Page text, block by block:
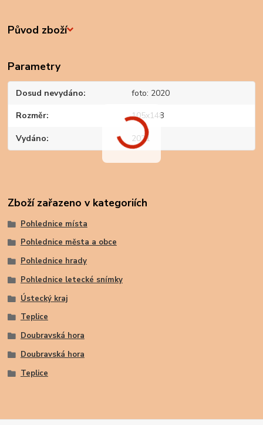
Původ zboží
Parametry
Dosud nevydáno foto: 2020
Rozměr 105x148
Vydáno 2021
Zboží zařazeno v kategoriích
Pohlednice místa
Pohlednice města a obce
Pohlednice hrady
Pohlednice letecké snímky
Ústecký kraj
Teplice
Doubravská hora
Doubravská hora
Teplice